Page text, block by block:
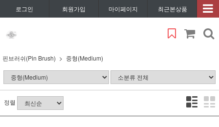
로그인 회원가입 마이페이지 최근본상품
핀브러쉬(Pin Brush) 중형(Medium)
정렬